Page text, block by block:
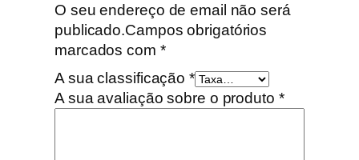
O seu endereço de email não será
publicado.Campos obrigatórios
marcados com *
A sua classificação *
A sua avaliação sobre o produto *